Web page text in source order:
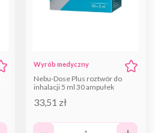
Wyrób medyczny
Nebu-Dose Plus roztwór do
inhalacji 5 ml 30 ampułek
33,51 zł